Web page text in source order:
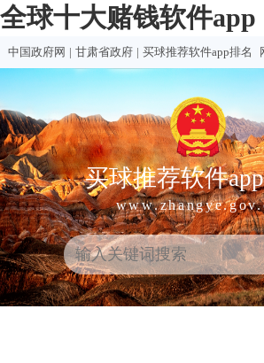
全球十大赌钱软件app
中国政府网 | 甘肃省政府 | 买球推荐软件app排名
买球推荐软件